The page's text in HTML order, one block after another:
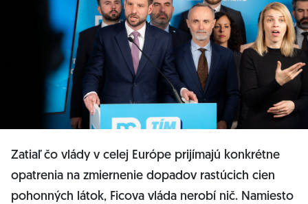
Zatiaľ čo vlády v celej Európe prijímajú konkrétne
opatrenia na zmiernenie dopadov rastúcich cien
pohonných látok, Ficova vláda nerobí nič. Namiesto